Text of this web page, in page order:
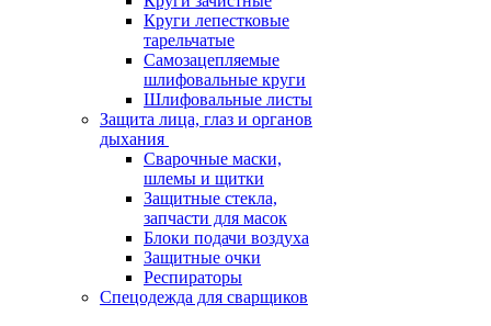
Круги лепестковые
тарельчатые
Самозацепляемые
шлифовальные круги
Шлифовальные листы
Защита лица, глаз и органов
дыхания
Сварочные маски,
шлемы и щитки
Защитные стекла,
запчасти для масок
Блоки подачи воздуха
Защитные очки
Респираторы
Спецодежда для сварщиков